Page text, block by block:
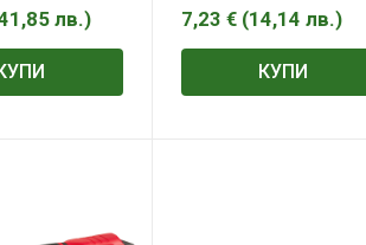
лв.)
КУПИ
7,23 € (14,14 лв.)
КУПИ